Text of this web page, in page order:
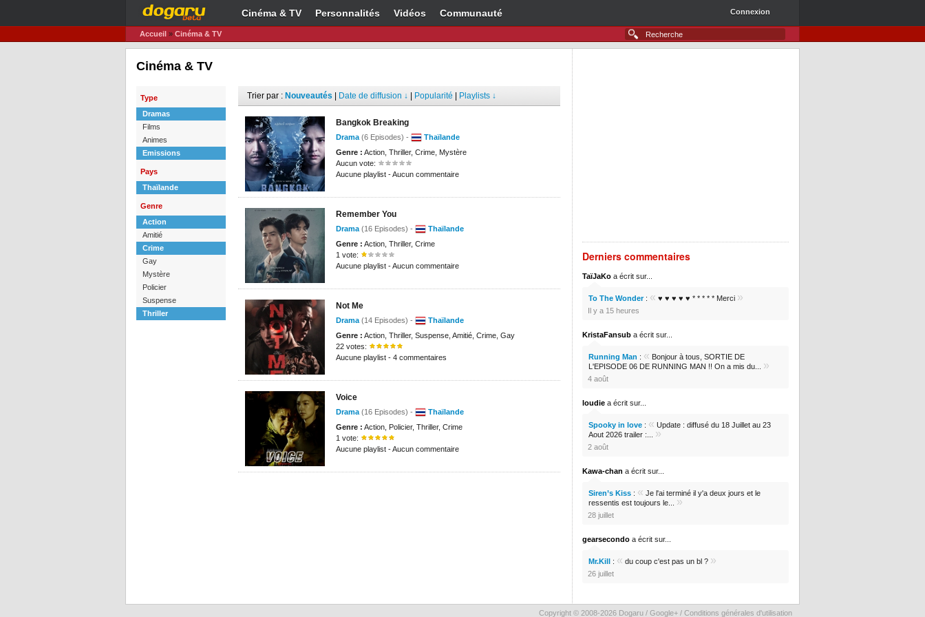
Cinéma & TV Personnalités Vidéos Communauté Connexion
Accueil » Cinéma & TV
Cinéma & TV
Type
Dramas
Films
Animes
Emissions
Pays
Thaïlande
Genre
Action
Amitié
Crime
Gay
Mystère
Policier
Suspense
Thriller
Trier par : Nouveautés Date de diffusion ↓ Popularité Playlists ↓
Bangkok Breaking
Drama (6 Episodes) -
Thaïlande
Genre : Action, Thriller, Crime, Mystère
Aucun vote:
Aucune playlist - Aucun commentaire
Remember You
Drama (16 Episodes) -
Thaïlande
Genre : Action, Thriller, Crime
1 vote:
Aucune playlist - Aucun commentaire
Not Me
Drama (14 Episodes) -
Thaïlande
Genre : Action, Thriller, Suspense, Amitié, Crime, Gay
22 votes:
Aucune playlist - 4 commentaires
Voice
Drama (16 Episodes) -
Thaïlande
Genre : Action, Policier, Thriller, Crime
1 vote:
Aucune playlist - Aucun commentaire
Derniers commentaires
TaïJaKo a écrit sur...
To The Wonder: « ♥ ♥ ♥ ♥ ♥ * * * * * Merci »
Il y a 15 heures
KristaFansub a écrit sur...
Running Man : « Bonjour à tous, SORTIE DE
L'EPISODE 06 DE RUNNING MAN !! On a mis du... »
4 août
loudie a écrit sur...
Spooky in love : « Update : diffusé du 18 Juillet au 23
Aout 2026 trailer :... »
2 août
Kawa-chan a écrit sur...
Siren’s Kiss : « Je l'ai terminé il y'a deux jours et le
ressentis est toujours le... »
28 juillet
gearsecondo a écrit sur...
Mr.Kill : « du coup c'est pas un bl ? »
26 juillet
Copyright © 2008-2026 Dogaru / Google+ / Conditions générales d'utilisation